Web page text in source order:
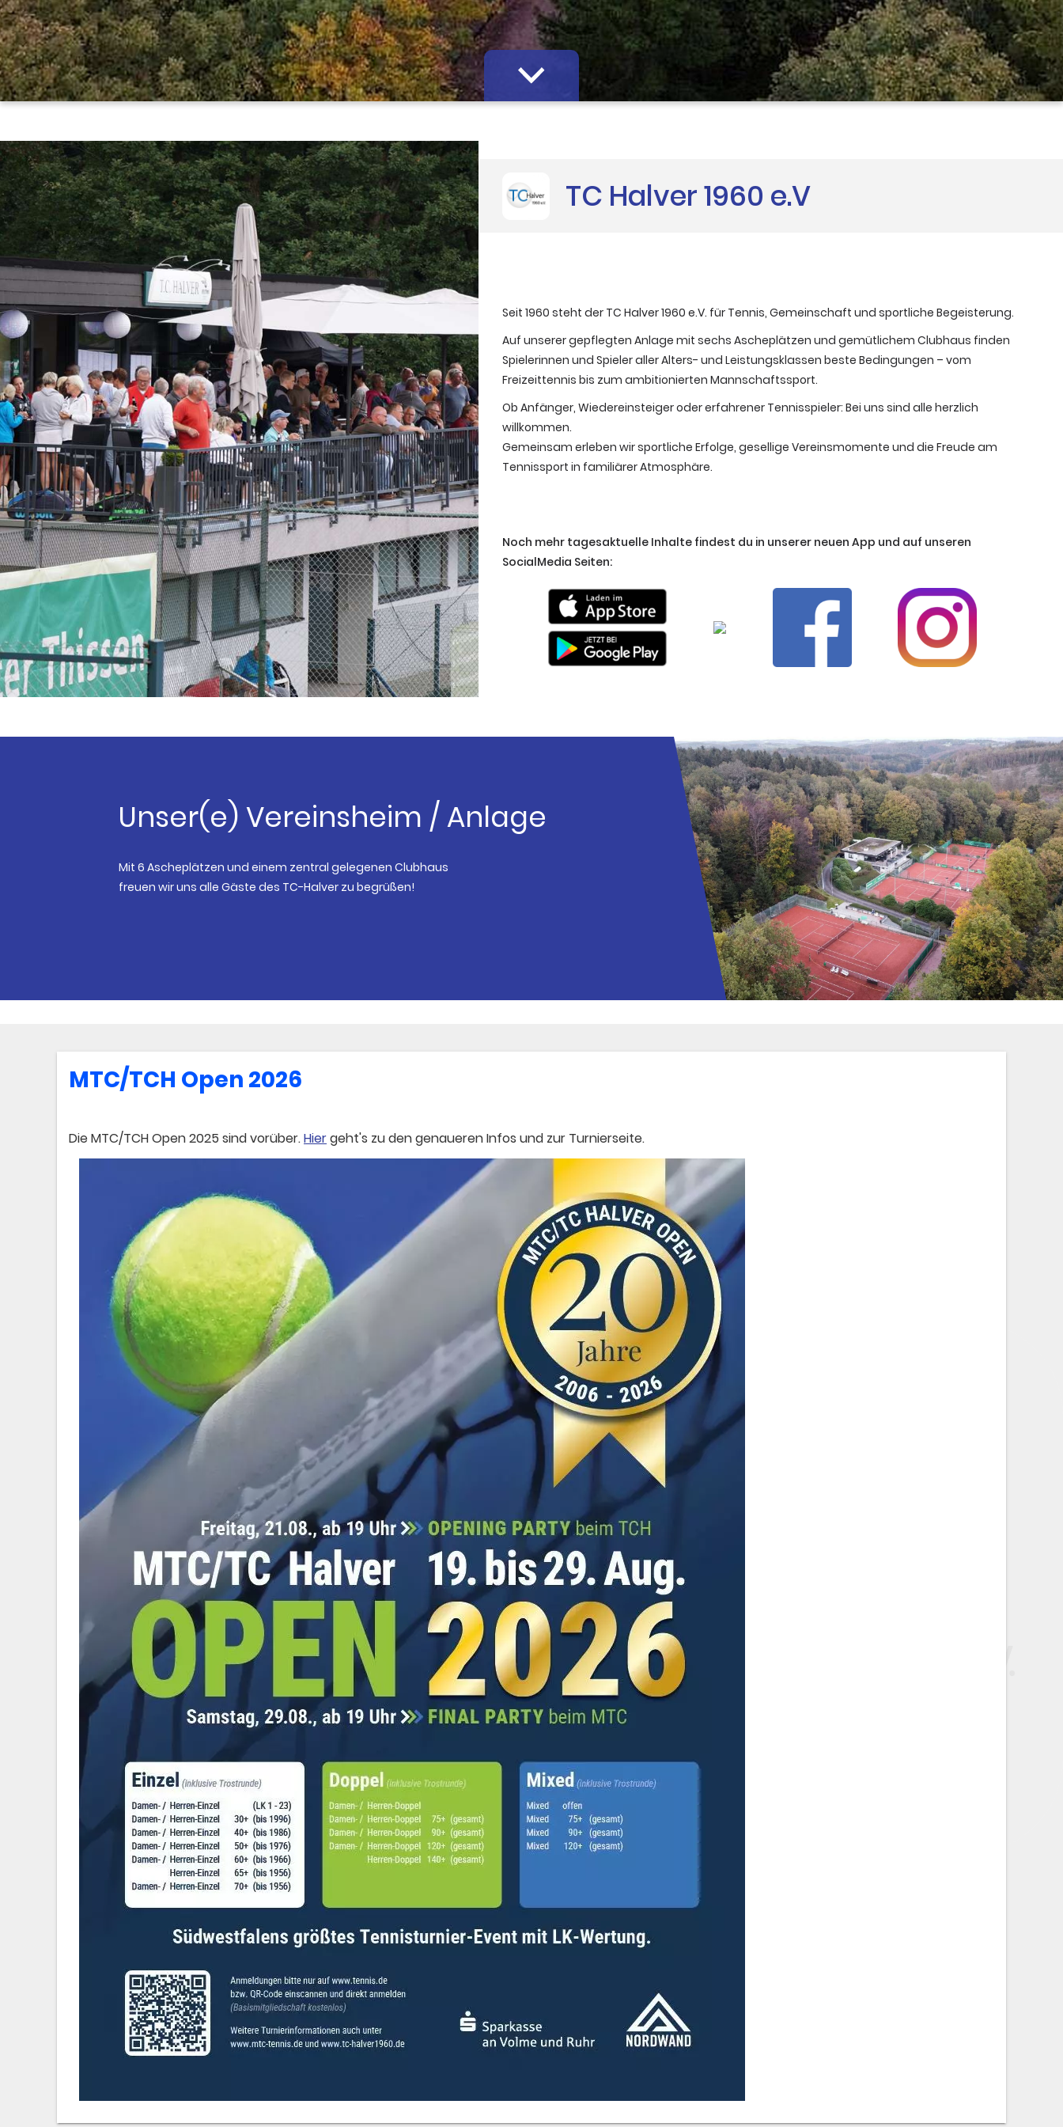
TC Halver 1960 e.V
Seit 1960 steht der TC Halver 1960 e.V. für Tennis, Gemeinschaft und sportliche Begeisterung.
Auf unserer gepflegten Anlage mit sechs Ascheplätzen und gemütlichem Clubhaus finden
Spielerinnen und Spieler aller Alters- und Leistungsklassen beste Bedingungen – vom
Freizeittennis bis zum ambitionierten Mannschaftssport.
Ob Anfänger, Wiedereinsteiger oder erfahrener Tennisspieler: Bei uns sind alle herzlich
willkommen.
Gemeinsam erleben wir sportliche Erfolge, gesellige Vereinsmomente und die Freude am
Tennissport in familiärer Atmosphäre.
Noch mehr tagesaktuelle Inhalte findest du in unserer neuen App und auf unseren
SocialMedia Seiten:
Unser(e) Vereinsheim / Anlage
Mit 6 Ascheplätzen und einem zentral gelegenen Clubhaus
freuen wir uns alle Gäste des TC-Halver zu begrüßen!
MTC/TCH Open 2026
Die MTC/TCH Open 2025 sind vorüber.Hiergeht's zu den genaueren Infos und zur Turnierseite.